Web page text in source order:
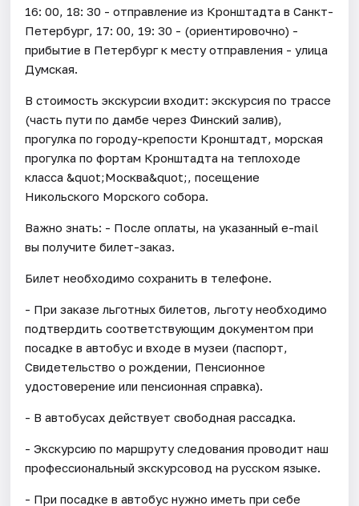
16: 00, 18: 30 - отправление из Кронштадта в Санкт-
Петербург, 17: 00, 19: 30 - (ориентировочно) -
прибытие в Петербург к месту отправления - улица
Думская.
В стоимость экскурсии входит: экскурсия по трассе
(часть пути по дамбе через Финский залив),
прогулка по городу-крепости Кронштадт, морская
прогулка по фортам Кронштадта на теплоходе
класса &quot;Москва&quot;, посещение
Никольского Морского собора.
Важно знать: - После оплаты, на указанный e-mail
вы получите билет-заказ.
Билет необходимо сохранить в телефоне.
- При заказе льготных билетов, льготу необходимо
подтвердить соответствующим документом при
посадке в автобус и входе в музеи (паспорт,
Свидетельство о рождении, Пенсионное
удостоверение или пенсионная справка).
- В автобусах действует свободная рассадка.
- Экскурсию по маршруту следования проводит наш
профессиональный экскурсовод на русском языке.
- При посадке в автобус нужно иметь при себе